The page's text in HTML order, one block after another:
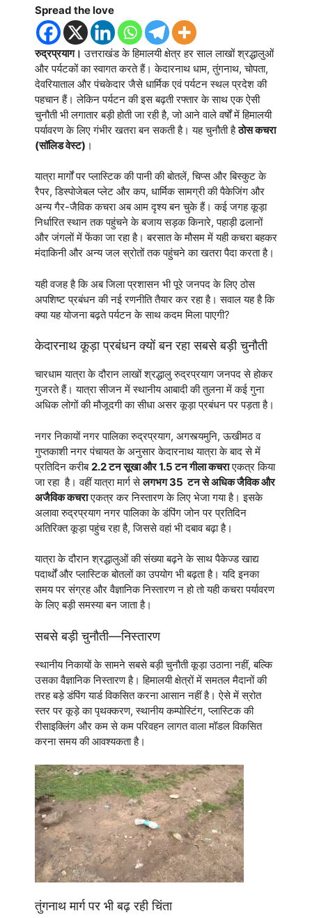
Spread the love
रुद्रप्रयाग। उत्तराखंड के हिमालयी क्षेत्र हर साल लाखों श्रद्धालुओं
और पर्यटकों का स्वागत करते हैं। केदारनाथ धाम, तुंगनाथ, चोपता,
देवरियाताल और पंचकेदार जैसे धार्मिक एवं पर्यटन स्थल प्रदेश की
पहचान हैं। लेकिन पर्यटन की इस बढ़ती रफ्तार के साथ एक ऐसी
चुनौती भी लगातार बड़ी होती जा रही है, जो आने वाले वर्षों में हिमालयी
पर्यावरण के लिए गंभीर खतरा बन सकती है। यह चुनौती हैठोस कचरा
(सॉलिड वेस्ट) ।
यात्रा मार्गों पर प्लास्टिक की पानी की बोतलें, चिप्स और बिस्कुट के
रैपर, डिस्पोजेबल प्लेट और कप, धार्मिक सामग्री की पैकेजिंग और
अन्य गैर-जैविक कचरा अब आम दृश्य बन चुके हैं। कई जगह कूड़ा
निर्धारित स्थान तक पहुंचने के बजाय सड़क किनारे, पहाड़ी ढलानों
और जंगलों में फेंका जा रहा है। बरसात के मौसम में यही कचरा बहकर
मंदाकिनी और अन्य जल स्रोतों तक पहुंचने का खतरा पैदा करता है।
यही वजह है कि अब जिला प्रशासन भी पूरे जनपद के लिए ठोस
अपशिष्ट प्रबंधन की नई रणनीति तैयार कर रहा है। सवाल यह है कि
क्या यह योजना बढ़ते पर्यटन के साथ कदम मिला पाएगी?
केदारनाथ कूड़ा प्रबंधन क्यों बन रहा सबसे बड़ी चुनौती
चारधाम यात्रा के दौरान लाखों श्रद्धालु रुद्रप्रयाग जनपद से होकर
गुजरते हैं। यात्रा सीजन में स्थानीय आबादी की तुलना में कई गुना
अधिक लोगों की मौजूदगी का सीधा असर कूड़ा प्रबंधन पर पड़ता है।
नगर निकायों नगर पालिका रुद्रप्रयाग, अगस्त्यमुनि, ऊखीमठ व
गुप्तकाशी नगर पंचायत के अनुसार केदारनाथ यात्रा के बाद से में
प्रतिदिन करीब 2.2 टन सूखा और 1.5 टन गीला कचराएकत्र किया
जा रहा है। वहीं यात्रा मार्ग सेलगभग 35 टन से अधिक जैविक और
अजैविक कचराएकत्र कर निस्तारण के लिए भेजा गया है। इसके
अलावा रुद्रप्रयाग नगर पालिका के डंपिंग जोन पर प्रतिदिन
अतिरिक्त कूड़ा पहुंच रहा है, जिससे वहां भी दबाव बढ़ा है।
यात्रा के दौरान श्रद्धालुओं की संख्या बढ़ने के साथ पैकेज्ड खाद्य
पदार्थों और प्लास्टिक बोतलों का उपयोग भी बढ़ता है। यदि इनका
समय पर संग्रह और वैज्ञानिक निस्तारण न हो तो यही कचरा पर्यावरण
के लिए बड़ी समस्या बन जाता है।
सबसे बड़ी चुनौती—निस्तारण
स्थानीय निकायों के सामने सबसे बड़ी चुनौती कूड़ा उठाना नहीं, बल्कि
उसका वैज्ञानिक निस्तारण है। हिमालयी क्षेत्रों में समतल मैदानों की
तरह बड़े डंपिंग यार्ड विकसित करना आसान नहीं है। ऐसे में स्रोत
स्तर पर कूड़े का पृथक्करण, स्थानीय कम्पोस्टिंग, प्लास्टिक की
रीसाइक्लिंग और कम से कम परिवहन लागत वाला मॉडल विकसित
करना समय की आवश्यकता है।
तुंगनाथ मार्ग पर भी बढ़ रही चिंता